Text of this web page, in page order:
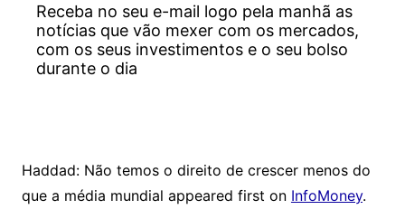
Receba no seu e-mail logo pela manhã as
notícias que vão mexer com os mercados,
com os seus investimentos e o seu bolso
durante o dia
Haddad: Não temos o direito de crescer menos do
que a média mundial appeared first on InfoMoney.